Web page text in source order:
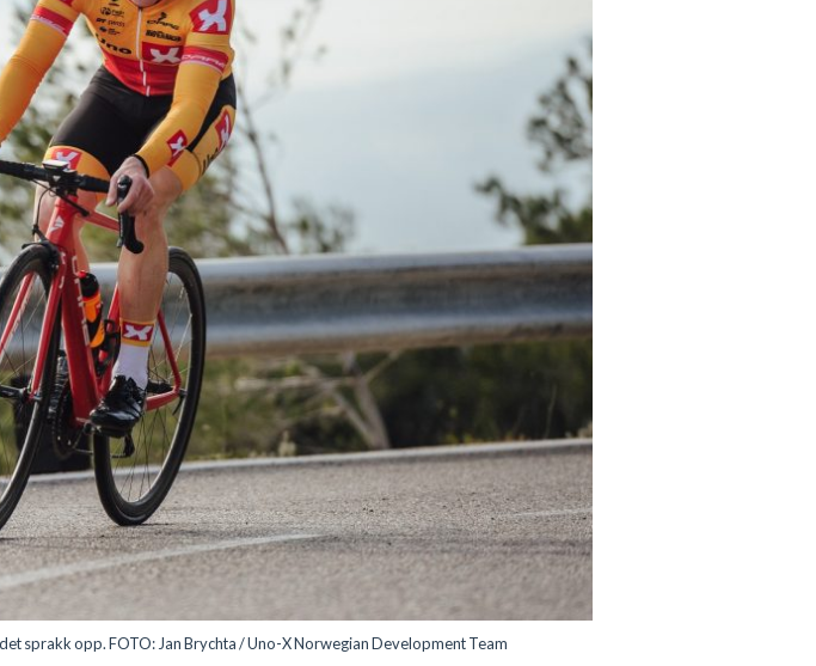
sprakk opp. FOTO: Jan Brychta / Uno-X Norwegian Development Team